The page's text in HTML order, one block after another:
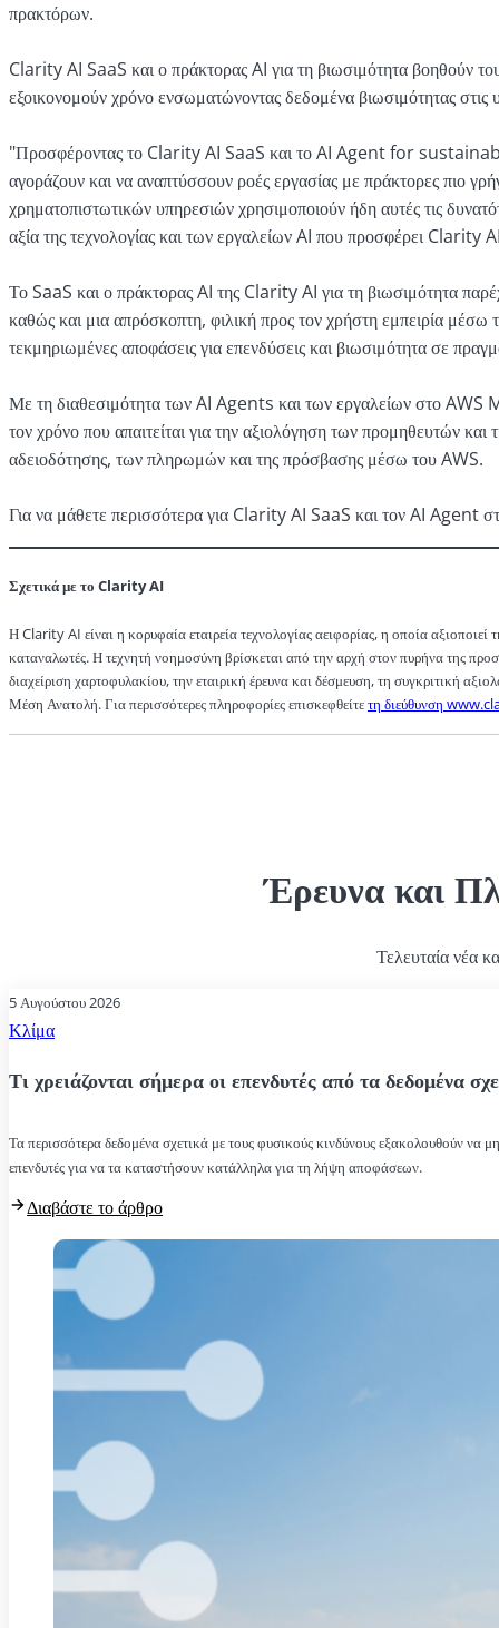
πρακτόρων.
Clarity AI SaaS και ο πράκτορας AI για τη βιωσιμότητα βοηθούν
εξοικονομούν χρόνο ενσωματώνοντας δεδομένα βιωσιμότητας στις
"Προσφέροντας το Clarity AI SaaS και το AI Agent for
αγοράζουν και να αναπτύσσουν ροές εργασίας με πράκτορες
χρηματοπιστωτικών υπηρεσιών χρησιμοποιούν ήδη αυτές τις
αξία της τεχνολογίας και των εργαλείων AI που προσφέρει Clarity
Το SaaS και ο πράκτορας AI της Clarity AI για τη βιωσιμότητα
καθώς και μια απρόσκοπτη, φιλική προς τον χρήστη εμπειρία
τεκμηριωμένες αποφάσεις για επενδύσεις και βιωσιμότητα σε
Με τη διαθεσιμότητα των AI Agents και των εργαλείων στο AWS
τον χρόνο που απαιτείται για την αξιολόγηση των προμηθευτών
αδειοδότησης, των πληρωμών και της πρόσβασης μέσω του AWS.
Για να μάθετε περισσότερα για Clarity AI SaaS και τον AI Agent
Σχετικά με το Clarity AI
Η Clarity AI είναι η κορυφαία εταιρεία τεχνολογίας αειφορίας, η οποία αξιοποιεί
καταναλωτές. Η τεχνητή νοημοσύνη βρίσκεται από την αρχή στον πυρήνα της
διαχείριση χαρτοφυλακίου, την εταιρική έρευνα και δέσμευση, τη συγκριτική
Μέση Ανατολή. Για περισσότερες πληροφορίες επισκεφθείτετη διεύθυνση
Έρευνα και
Τελευταία νέα
5 Αυγούστου 2026
Κλίμα
Τι χρειάζονται σήμερα οι επενδυτές από τα δεδομένα
Τα περισσότερα δεδομένα σχετικά με τους φυσικούς κινδύνους εξακολουθούν να
επενδυτές για να τα καταστήσουν κατάλληλα για τη λήψη αποφάσεων.
Διαβάστε το άρθρο